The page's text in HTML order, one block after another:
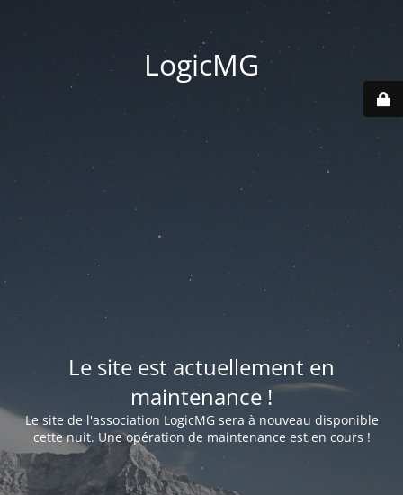
LogicMG
Le site est actuellement en
maintenance !
Le site de l'association LogicMG sera à nouveau disponible
cette nuit. Une opération de maintenance est en cours !